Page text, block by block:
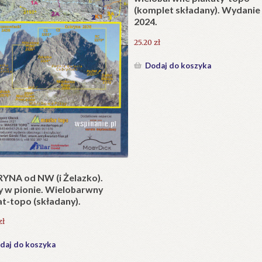
litewskie. Kapliczki i krzyże
jako dzieło sztuki
i potrzeba ich ochrony.
zł
do koszyka
Opisanie Tatr (Wybór